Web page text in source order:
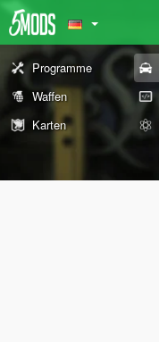
Programme
Waffen
Karten